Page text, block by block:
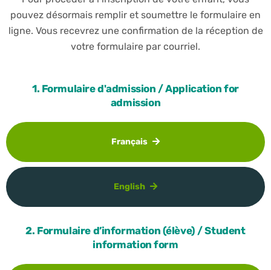
pouvez désormais remplir et soumettre le formulaire en
ligne. Vous recevrez une confirmation de la réception de
votre formulaire par courriel.
1. Formulaire d'admission / Application for
admission
Français
English
2. Formulaire d’information (élève) / Student
information form